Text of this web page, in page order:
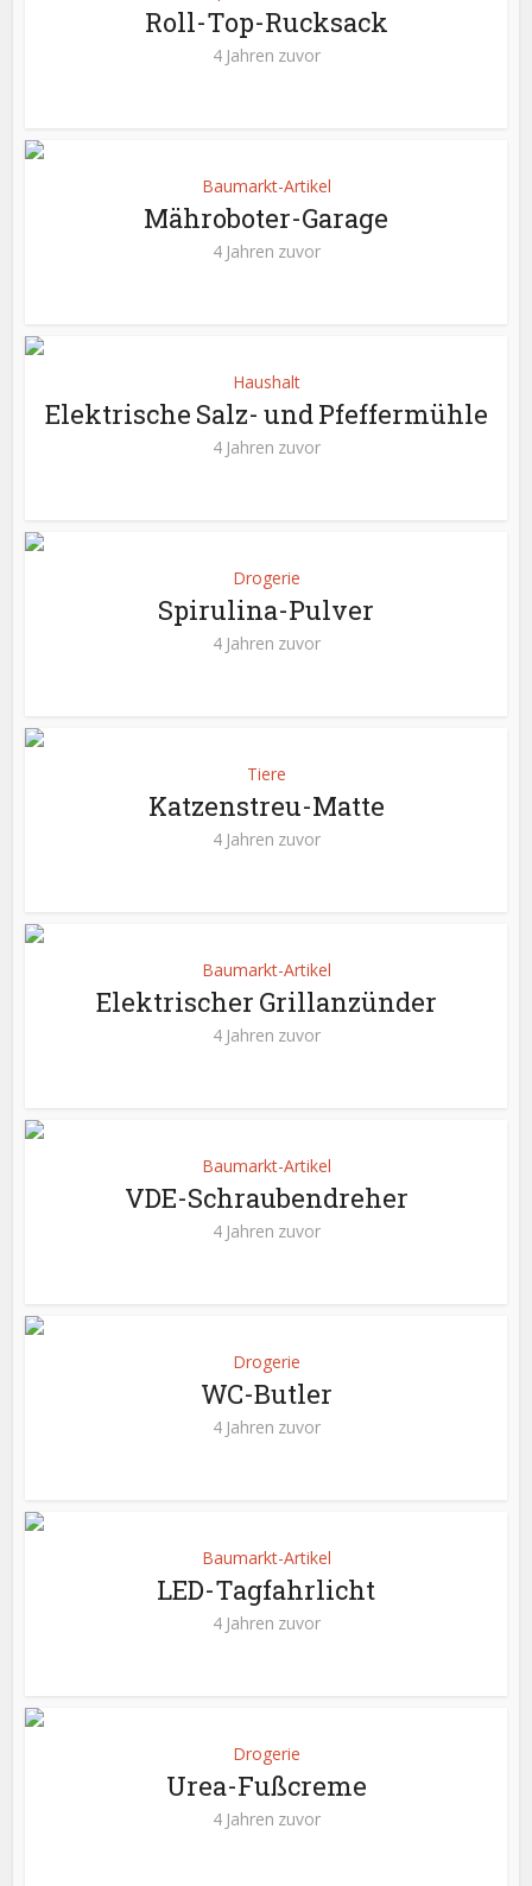
Roll-Top-Rucksack
4 Jahren zuvor
Baumarkt-Artikel
Mähroboter-Garage
4 Jahren zuvor
Haushalt
Elektrische Salz- und Pfeffermühle
4 Jahren zuvor
Drogerie
Spirulina-Pulver
4 Jahren zuvor
Tiere
Katzenstreu-Matte
4 Jahren zuvor
Baumarkt-Artikel
Elektrischer Grillanzünder
4 Jahren zuvor
Baumarkt-Artikel
VDE-Schraubendreher
4 Jahren zuvor
Drogerie
WC-Butler
4 Jahren zuvor
Baumarkt-Artikel
LED-Tagfahrlicht
4 Jahren zuvor
Drogerie
Urea-Fußcreme
4 Jahren zuvor